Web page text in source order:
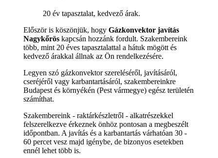
20 év tapasztalat, kedvező árak.
Először is köszönjük, hogy Gázkonvektor javítás
Nagykőrös kapcsán hozzánk fordult. Szakembereink
több, mint 20 éves tapasztalattal a hátuk mögött és
kedvező árakkal állnak az Ön rendelkezésére.
Legyen szó gázkonvektor szereléséről, javításáról,
cseréjéről vagy karbantartásáról, szakembereinkre
Budapest és környékén (Pest vármegye) egész területén
számíthat.
Szakembereink - raktárkészletről - alkatrészekkel
felszerelkezve érkeznek önhöz pontosan a megbeszélt
időpontban. A javítás és a karbantartás várhatóan 30 -
60 percet vesz majd igénybe, de bizonyos esetekben
ennél lehet több is.